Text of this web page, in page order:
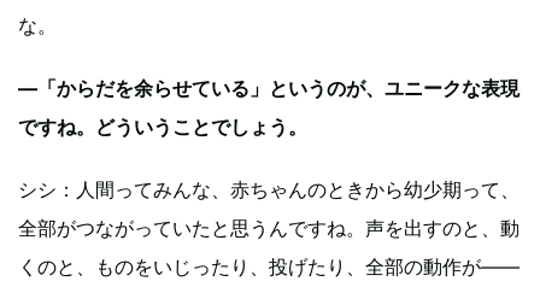
な。
—「からだを余らせている」というのが、ユニークな表現
ですね。どういうことでしょう。
シシ：人間ってみんな、赤ちゃんのときから幼少期って、
全部がつながっていたと思うんですね。声を出すのと、動
くのと、ものをいじったり、投げたり、全部の動作が——